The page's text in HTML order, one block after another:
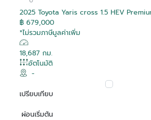
2025 Toyota Yaris cross 1.5 HEV
฿ 679,000
*ไม่รวมภาษีมูลค่าเพิ่ม
18,687 กม.
อัตโนมัติ
-
เปรียบเทียบ
ผ่อนเริ่มต้น